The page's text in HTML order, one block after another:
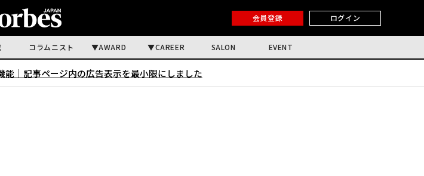
会員登録 ログイン
コラムニスト AWARD CAREER SALON EVENT
能｜ 記事ページ内の広告表示を最小限にしました